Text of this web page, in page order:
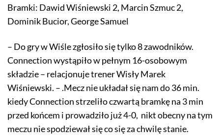
Bramki: Dawid Wiśniewski 2, Marcin Szmuc 2,
Dominik Bucior, George Samuel
– Do gry w Wiśle zgłosiło się tylko 8 zawodników.
Connection wystąpiło w pełnym 16-osobowym
składzie – relacjonuje trener Wisły Marek
Wiśniewski. – .Mecz nie układał się nam do 36 min.
kiedy Connection strzeliło czwartą bramkę na 3 min
przed końcem i prowadziło już 4-0, nikt obecny na tym
meczu nie spodziewał się co się za chwilę stanie.